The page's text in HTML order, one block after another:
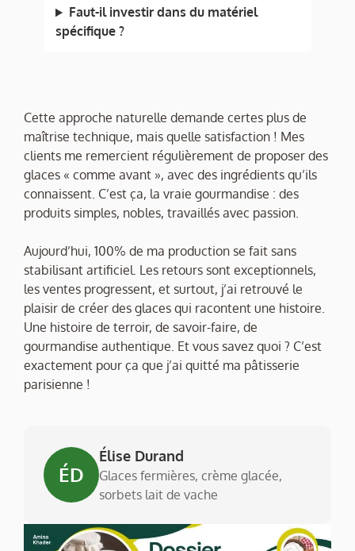
Faut-il investir dans du matériel
spécifique ?
Cette approche naturelle demande certes plus de
maîtrise technique, mais quelle satisfaction ! Mes
clients me remercient régulièrement de proposer des
glaces « comme avant », avec des ingrédients qu’ils
connaissent. C’est ça, la vraie gourmandise : des
produits simples, nobles, travaillés avec passion.
Aujourd’hui, 100% de ma production se fait sans
stabilisant artificiel. Les retours sont exceptionnels,
les ventes progressent, et surtout, j’ai retrouvé le
plaisir de créer des glaces qui racontent une histoire.
Une histoire de terroir, de savoir-faire, de
gourmandise authentique. Et vous savez quoi ? C’est
exactement pour ça que j’ai quitté ma pâtisserie
parisienne !
ÉD
Élise Durand
Glaces fermières, crème glacée,
sorbets lait de vache